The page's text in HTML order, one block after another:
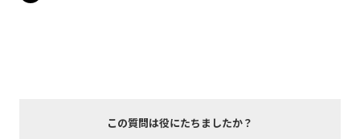
この質問は役にたちましたか？